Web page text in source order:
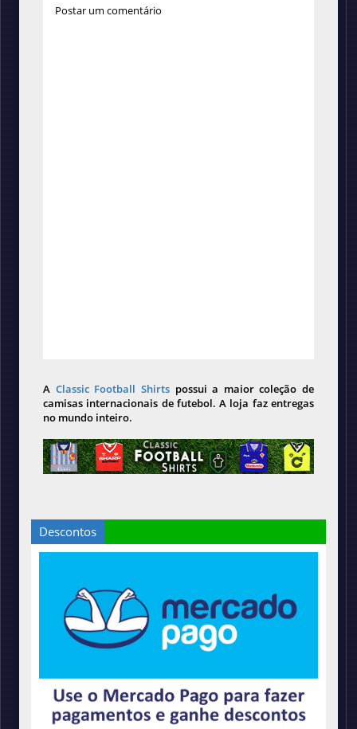
Postar um comentário
A Classic Football Shirts possui a maior coleção de
camisas internacionais de futebol. A loja faz entregas
no mundo inteiro.
Descontos